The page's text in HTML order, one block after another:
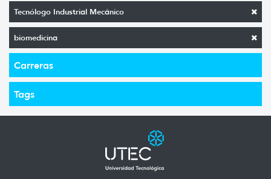
Tecnólogo Industrial Mecánico
biomedicina
Carreras
Tags